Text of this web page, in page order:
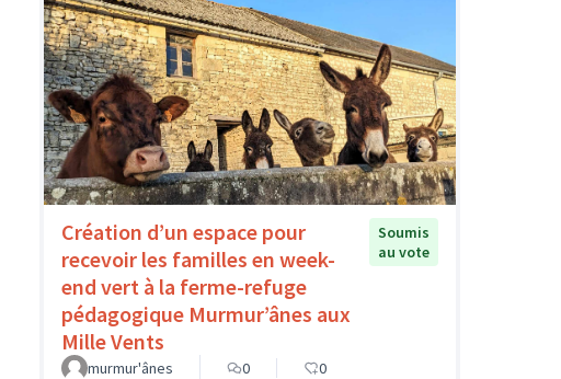
Création d’un espace pour
recevoir les familles en week-
end vert à la ferme-refuge
pédagogique Murmur’ânes aux
Mille Vents
Soumis
au vote
murmur'ânes 0 0